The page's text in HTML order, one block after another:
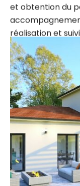
réalisation et